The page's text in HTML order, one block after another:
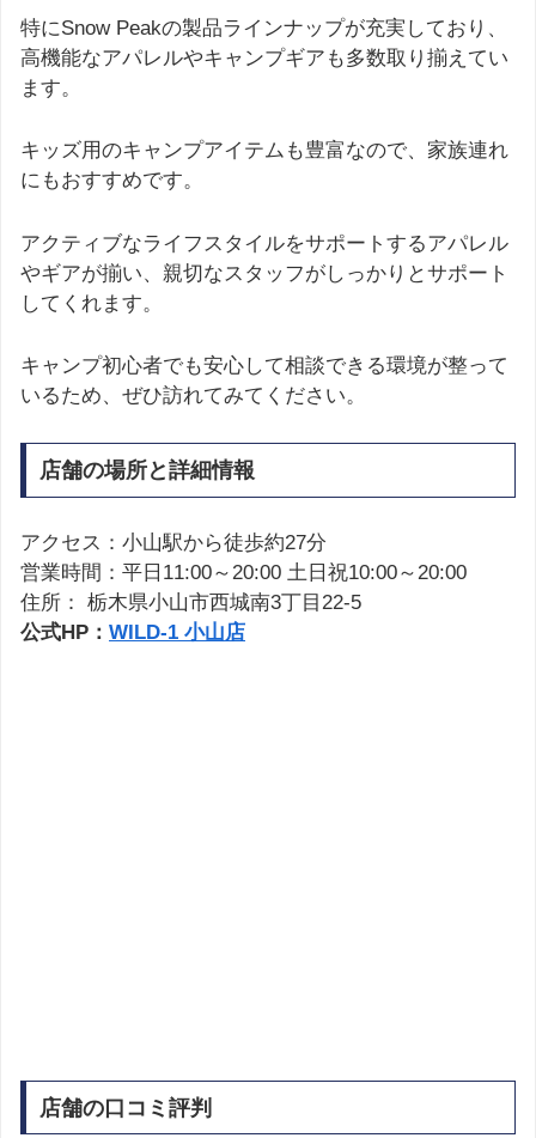
特にSnow Peakの製品ラインナップが充実しており、
高機能なアパレルやキャンプギアも多数取り揃えてい
ます。
キッズ用のキャンプアイテムも豊富なので、家族連れ
にもおすすめです。
アクティブなライフスタイルをサポートするアパレル
やギアが揃い、親切なスタッフがしっかりとサポート
してくれます。
キャンプ初心者でも安心して相談できる環境が整って
いるため、ぜひ訪れてみてください。
店舗の場所と詳細情報
アクセス：小山駅から徒歩約27分
営業時間：平日11:00～20:00 土日祝10:00～20:00
住所： 栃木県小山市西城南3丁目22-5
公式HP： WILD-1 小山店
店舗の口コミ評判